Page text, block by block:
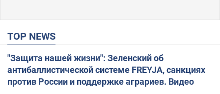
TOP NEWS
"Защита нашей жизни": Зеленский об
антибаллистической системе FREYJA, санкциях
против России и поддержке аграриев. Видео